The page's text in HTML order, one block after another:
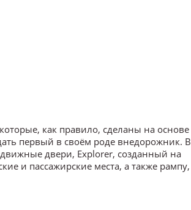
как правило, сделаны на основе
первый в своём роде внедорожник. В
двери, Explorer, созданный на
и пассажирские места, а также рампу,